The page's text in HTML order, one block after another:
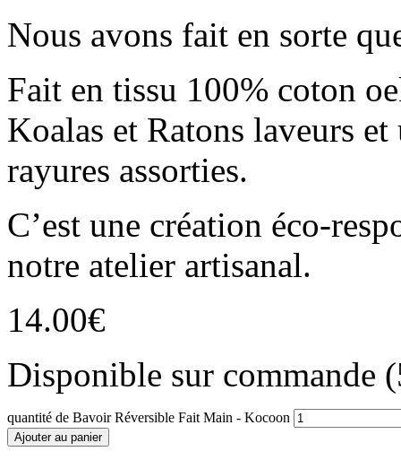
Nous avons fait en sorte
Fait en tissu 100% coton
Koalas et Ratons laveurs
rayures assorties.
C’est une création éco-
notre atelier artisanal.
14.00€
Disponible sur commande
quantité de Bavoir Réversible Fait Main - Kocoon
Ajouter au panier